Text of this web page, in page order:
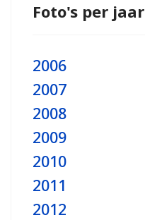
Foto's per jaar
2006
2007
2008
2009
2010
2011
2012